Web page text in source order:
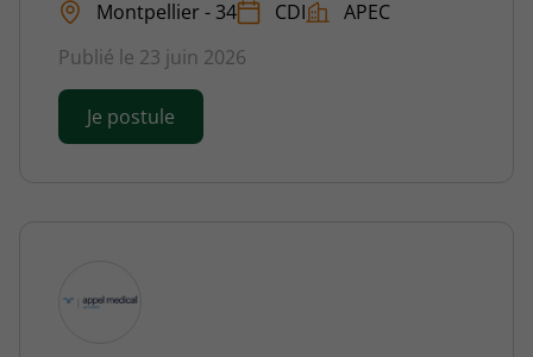
Montpellier - 34 CDI
APEC
Publié le 23 juin 2026
Je postule